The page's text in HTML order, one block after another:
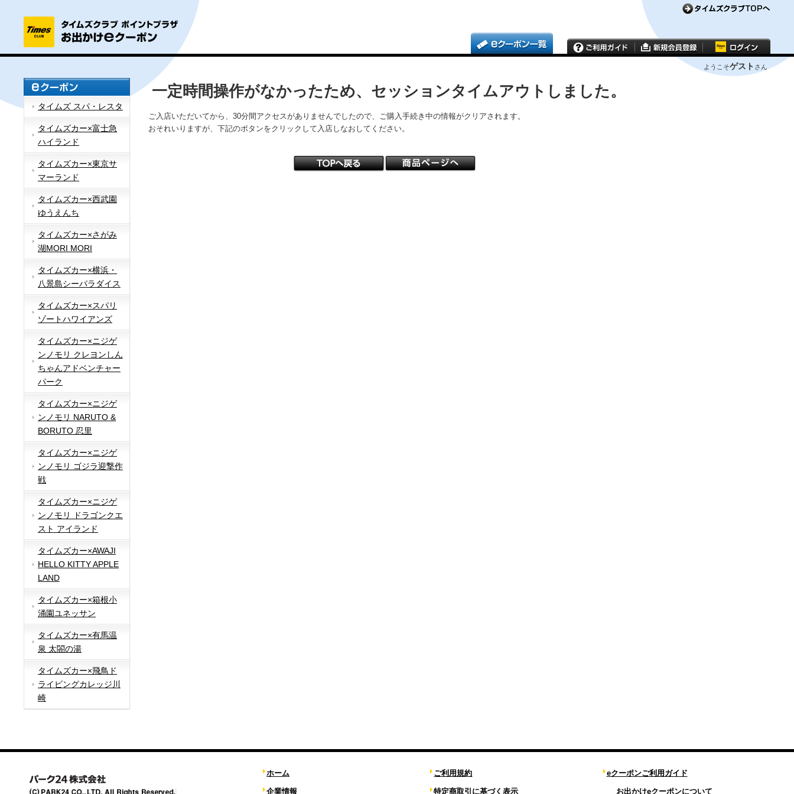
ようこそゲスト さん
タイムズ スパ・レスタ
タイムズカー×富士急
ハイランド
タイムズカー×東京サ
マーランド
タイムズカー×西武園
ゆうえんち
タイムズカー×さがみ
湖MORI MORI
タイムズカー×横浜・
八景島シーパラダイス
タイムズカー×スパリ
ゾートハワイアンズ
タイムズカー×ニジゲ
ンノモリ クレヨンしん
ちゃんアドベンチャー
パーク
タイムズカー×ニジゲ
ンノモリ NARUTO &
BORUTO 忍里
タイムズカー×ニジゲ
ンノモリ ゴジラ迎撃作
戦
タイムズカー×ニジゲ
ンノモリ ドラゴンクエ
スト アイランド
タイムズカー×AWAJI
HELLO KITTY APPLE
LAND
タイムズカー×箱根小
涌園ユネッサン
タイムズカー×有馬温
泉 太閤の湯
タイムズカー×飛鳥ド
ライビングカレッジ川
崎
一定時間操作がなかったため、セッションタイムアウトしました。
ご入店いただいてから、30分間アクセスがありませんでしたので、ご購入手続き中の情報がクリアされます。
おそれいりますが、下記のボタンをクリックして入店しなおしてください。
ホーム
企業情報
ご利用規約
特定商取引に基づく表示
eクーポンご利用ガイド
お出かけeクーポンについて